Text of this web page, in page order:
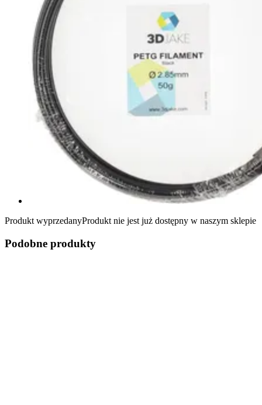
Produkt wyprzedanyProdukt nie jest już dostępny w naszym sklepie
Podobne produkty